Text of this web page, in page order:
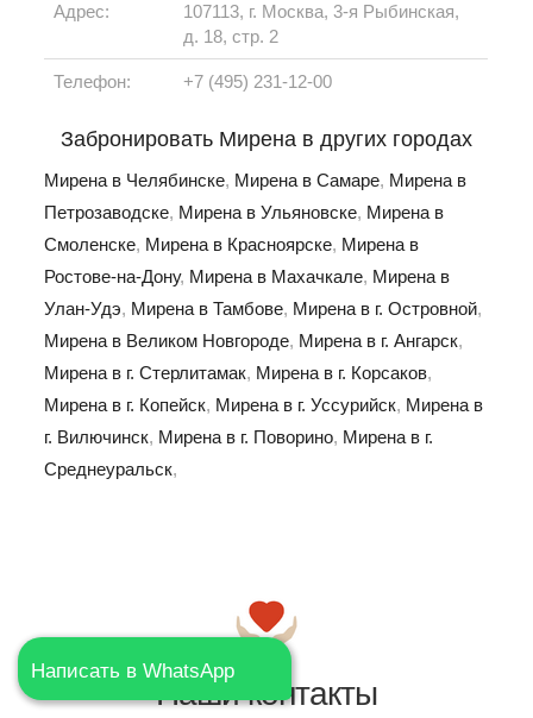
Адрес:
107113, г. Москва, 3-я Рыбинская,
д. 18, стр. 2
Телефон: +7 (495) 231-12-00
Забронировать Мирена в других городах
Мирена в Челябинске, Мирена в Самаре, Мирена в
Петрозаводске, Мирена в Ульяновске, Мирена в
Смоленске, Мирена в Красноярске, Мирена в
Ростове-на-Дону, Мирена в Махачкале, Мирена в
Улан-Удэ, Мирена в Тамбове, Мирена в г. Островной,
Мирена в Великом Новгороде, Мирена в г. Ангарск,
Мирена в г. Стерлитамак, Мирена в г. Корсаков,
Мирена в г. Копейск, Мирена в г. Уссурийск, Мирена в
г. Вилючинск, Мирена в г. Поворино, Мирена в г.
Среднеуральск,
Написать в WhatsApp
Наши контакты